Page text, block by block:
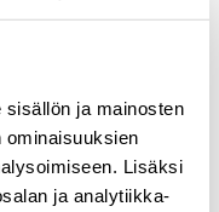
ja mainosten
ominaisuuksien
Lisäksi
ja analytiikka-